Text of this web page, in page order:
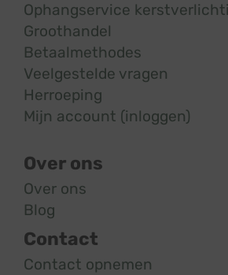
Ophangservice
Groothandel
Betaalmethodes
Veelgestelde vragen
Herroeping
Mijn account (inloggen)
Over ons
Over ons
Blog
Contact
Contact opnemen